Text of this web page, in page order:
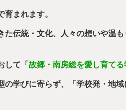
まれます。
た伝統・文化、人々の想いや温
して「故郷・南房総を愛し育て
の学びに寄らず、「学校発・地